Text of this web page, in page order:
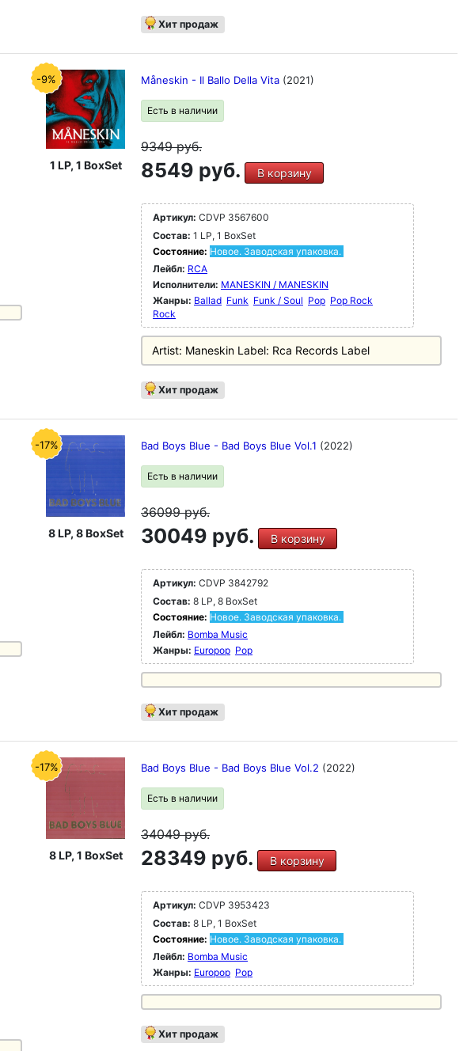
separately)". - Full review in Gramophone, February
1963, pp. 382-4 (new catalogue numbers KL1-8 and
Хит продаж
-9%
1 LP, 1 BoxSet
Måneskin - Il Ballo Della Vita (2021)
Есть в наличии
9349руб.
8549 руб. В корзину
Артикул: CDVP 3567600
Состав: 1 LP, 1 BoxSet
Состояние: Новое. Заводская упаковка.
Лейбл: RCA
Исполнители: MANESKIN / MANESKIN
Жанры: Ballad Funk Funk / Soul Pop Pop Rock
Rock
Artist: Maneskin Label: Rca Records Label
Хит продаж
-17%
8 LP, 8 BoxSet
Bad Boys Blue - Bad Boys Blue Vol.1 (2022)
Есть в наличии
36099руб.
30049 руб. В корзину
Артикул: CDVP 3842792
Состав: 8 LP, 8 BoxSet
Состояние: Новое. Заводская упаковка.
Лейбл: Bomba Music
Жанры: Europop Pop
Хит продаж
-17%
8 LP, 1 BoxSet
Bad Boys Blue - Bad Boys Blue Vol.2 (2022)
Есть в наличии
34049руб.
28349 руб. В корзину
Артикул: CDVP 3953423
Состав: 8 LP, 1 BoxSet
Состояние: Новое. Заводская упаковка.
Лейбл: Bomba Music
Жанры: Europop Pop
Хит продаж